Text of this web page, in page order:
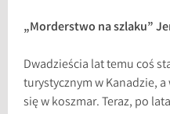
„Morderstwo na szlaku”
Dwadzieścia lat temu coś
turystycznym w Kanadzie, a
się w koszmar. Teraz, po